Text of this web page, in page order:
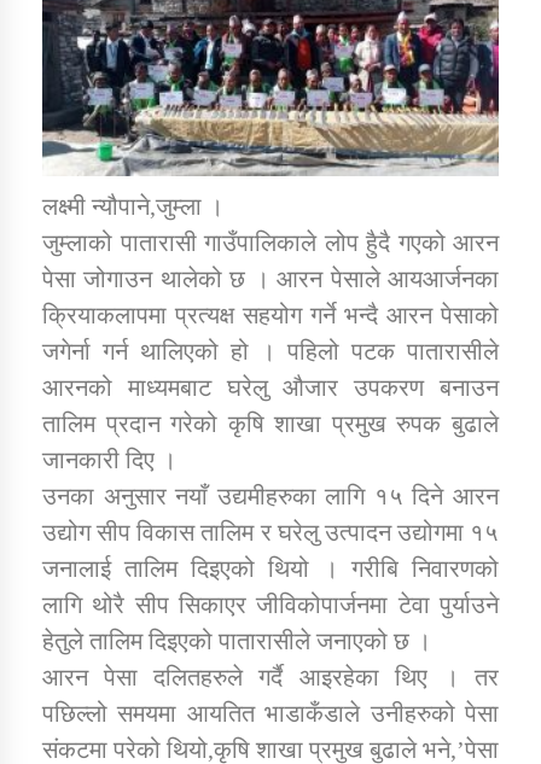
डिभिजन कार्यालय जुम्लाको सुचना सन्देश
कर्णाली प्रविधि शिक्षालय जुम्लाको सुचना
सामाजिक बिकास कार्यालय जुम्लाकाे सुचना
कार्यक्रम कार्यान्वयन एकाई जुम्लाको सुचना
लक्ष्मी न्यौपाने,जुम्ला ।
जुम्लाको पातारासी गाउँपालिकाले लोप हुैदै गएको आरन
पेसा जोगाउन थालेको छ । आरन पेसाले आयआर्जनका
क्रियाकलापमा प्रत्यक्ष सहयोग गर्ने भन्दै आरन पेसाको
जगेर्ना गर्न थालिएको हो । पहिलो पटक पातारासीले
आरनको माध्यमबाट घरेलु औजार उपकरण बनाउन
तालिम प्रदान गरेको कृषि शाखा प्रमुख रुपक बुढाले
जानकारी दिए ।
उनका अनुसार नयाँ उद्यमीहरुका लागि १५ दिने आरन
उद्योग सीप विकास तालिम र घरेलु उत्पादन उद्योगमा १५
जनालाई तालिम दिइएको थियो । गरीबि निवारणको
लागि थोरै सीप सिकाएर जीविकोपार्जनमा टेवा पुर्याउने
हेतुले तालिम दिइएको पातारासीले जनाएको छ ।
आरन पेसा दलितहरुले गर्दै आइरहेका थिए । तर
पछिल्लो समयमा आयतित भाडाकँडाले उनीहरुको पेसा
संकटमा परेको थियो,कृषि शाखा प्रमुख बुढाले भने,’पेसा